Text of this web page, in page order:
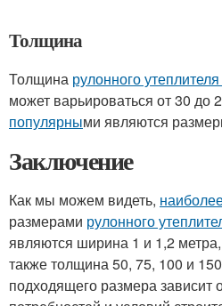
Толщина
Толщина рулонного
может варьироваться от 30 до
популярными являются
Заключение
Как мы можем видеть,
размерами рулонного
являются ширина 1 и 1,2
также толщина 50, 75, 100 и
подходящего размера зависит